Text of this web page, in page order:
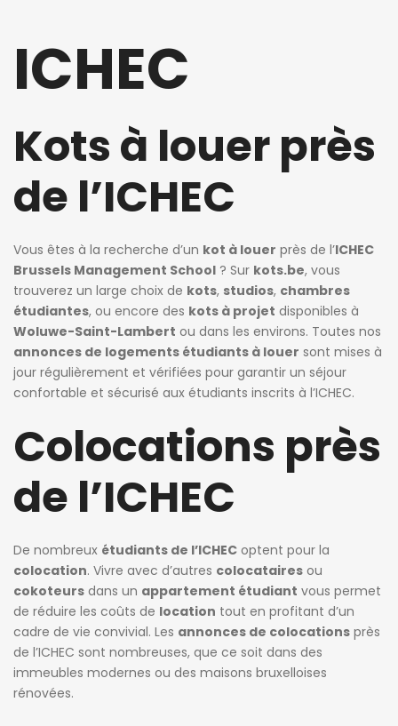
ICHEC
Kots à louer près
de l’ICHEC
Vous êtes à la recherche d’un kot à louer près de l’ICHEC
Brussels Management School ? Sur kots.be, vous
trouverez un large choix de kots, studios, chambres
étudiantes, ou encore des kots à projet disponibles à
Woluwe-Saint-Lambert ou dans les environs. Toutes nos
annonces de logements étudiants à louer sont mises à
jour régulièrement et vérifiées pour garantir un séjour
confortable et sécurisé aux étudiants inscrits à l’ICHEC.
Colocations près
de l’ICHEC
De nombreux étudiants de l’ICHEC optent pour la
colocation. Vivre avec d’autres colocataires ou
cokoteurs dans un appartement étudiant vous permet
de réduire les coûts de location tout en profitant d’un
cadre de vie convivial. Les annonces de colocations près
de l’ICHEC sont nombreuses, que ce soit dans des
immeubles modernes ou des maisons bruxelloises
rénovées.
de Ghellinck
ago
Chambre chez l’habitant
Killian Sdao
1 jour ago
Studios meublés à louer – Résidence Ustel – Boulevard Poincaré, 76 – Anderlecht – à partir de 720 € charges incluses
patricia
1 jour ago